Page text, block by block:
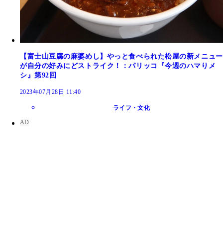
【富士山豆腐の麻婆めし】やっと食べられた松屋の新メニュー
が自分の好みにどストライク！：パリッコ『今週のハマりメ
シ』第92回
2023年07月28日 11:40
ライフ・文化